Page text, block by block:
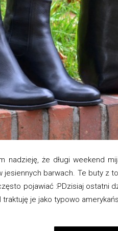
nadzieję, że długi weekend
jesiennych barwach. Te buty
pojawiać :PDzisiaj ostatni
je jako typowo